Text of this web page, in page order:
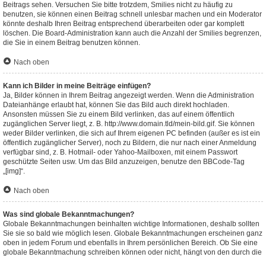
Beitrags sehen. Versuchen Sie bitte trotzdem, Smilies nicht zu häufig zu
benutzen, sie können einen Beitrag schnell unlesbar machen und ein Moderator
könnte deshalb Ihren Beitrag entsprechend überarbeiten oder gar komplett
löschen. Die Board-Administration kann auch die Anzahl der Smilies begrenzen,
die Sie in einem Beitrag benutzen können.
Nach oben
Kann ich Bilder in meine Beiträge einfügen?
Ja, Bilder können in Ihrem Beitrag angezeigt werden. Wenn die Administration
Dateianhänge erlaubt hat, können Sie das Bild auch direkt hochladen.
Ansonsten müssen Sie zu einem Bild verlinken, das auf einem öffentlich
zugänglichen Server liegt, z. B. http://www.domain.tld/mein-bild.gif. Sie können
weder Bilder verlinken, die sich auf Ihrem eigenen PC befinden (außer es ist ein
öffentlich zugänglicher Server), noch zu Bildern, die nur nach einer Anmeldung
verfügbar sind, z. B. Hotmail- oder Yahoo-Mailboxen, mit einem Passwort
geschützte Seiten usw. Um das Bild anzuzeigen, benutze den BBCode-Tag
„[img]“.
Nach oben
Was sind globale Bekanntmachungen?
Globale Bekanntmachungen beinhalten wichtige Informationen, deshalb sollten
Sie sie so bald wie möglich lesen. Globale Bekanntmachungen erscheinen ganz
oben in jedem Forum und ebenfalls in Ihrem persönlichen Bereich. Ob Sie eine
globale Bekanntmachung schreiben können oder nicht, hängt von den durch die